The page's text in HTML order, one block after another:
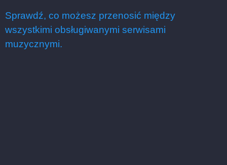
Sprawdź, co możesz przenosić między
wszystkimi obsługiwanymi serwisami
muzycznymi.